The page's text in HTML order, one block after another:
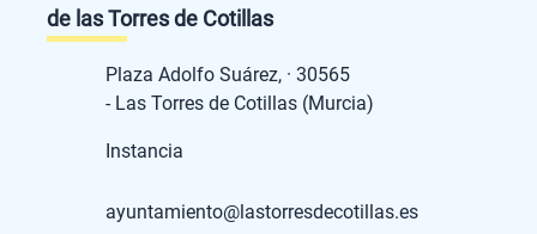
de las Torres de Cotillas
Plaza Adolfo Suárez, · 30565
- Las Torres de Cotillas (Murcia)
Instancia
ayuntamiento@lastorresdecotillas.es